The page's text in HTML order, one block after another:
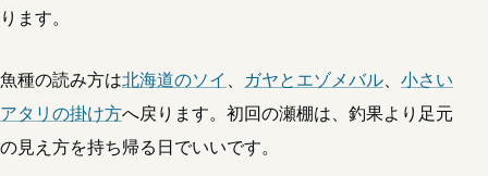
ります。
魚種の読み方は北海道のソイ 、 ガヤとエゾメバル、 小さい
アタリの掛け方へ戻ります。初回の瀬棚は、釣果より足元
の見え方を持ち帰る日でいいです。